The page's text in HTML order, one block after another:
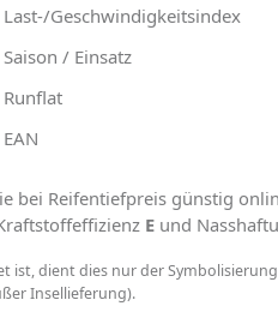
Last-/Geschwindigkeitsindex
Saison / Einsatz
Runflat
EAN
bei Reifentiefpreis günstig
E und
ist, dient dies nur der
Insellieferung).